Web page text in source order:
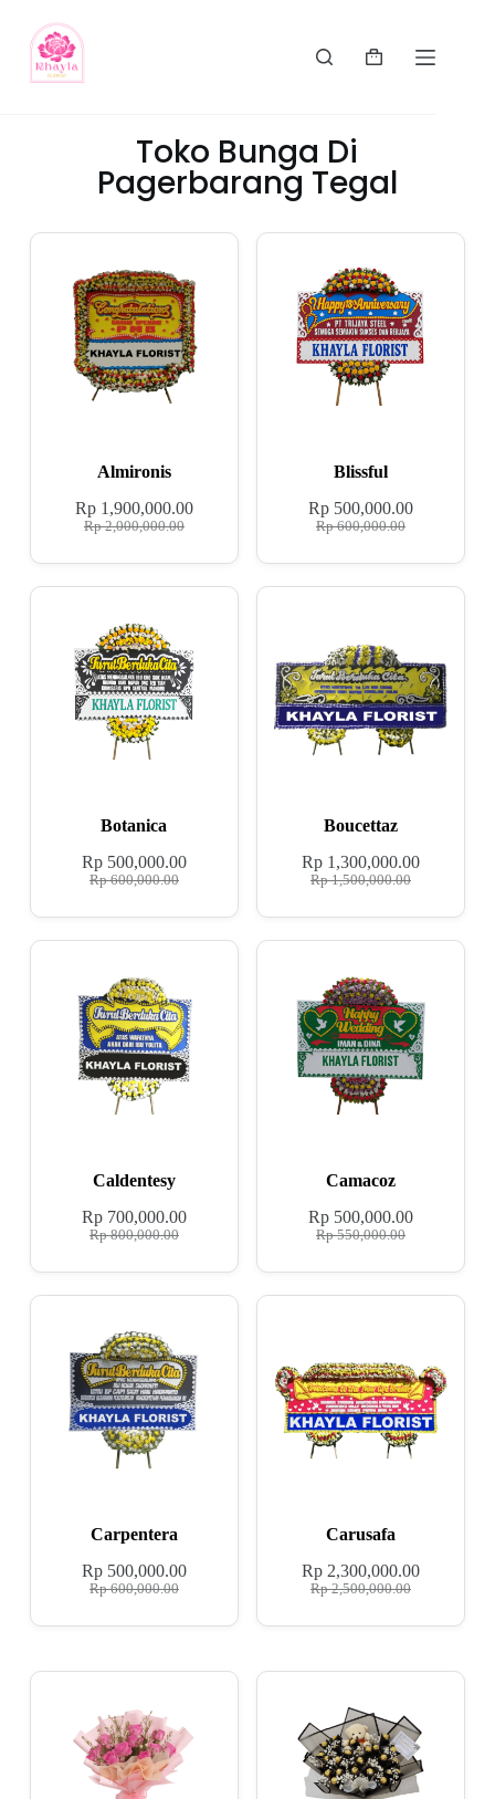
Toko Bunga Di
Pagerbarang Tegal
Almironis
Rp2,000,000.00
Rp1,900,000.00
Blissful
Rp600,000.00
Rp 500,000.00
Botanica
Rp600,000.00
Rp500,000.00
Boucettaz
Rp1,500,000.00
Rp 1,300,000.00
Caldentesy
Rp800,000.00
Rp700,000.00
Camacoz
Rp550,000.00
Rp 500,000.00
Carpentera
Rp600,000.00
Rp500,000.00
Carusafa
Rp2,500,000.00
Rp 2,300,000.00